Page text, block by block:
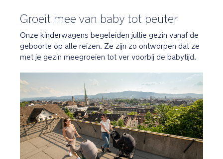
Groeit mee van baby tot peuter
Onze kinderwagens begeleiden jullie gezin vanaf de
geboorte op alle reizen. Ze zijn zo ontworpen dat ze
met je gezin meegroeien tot ver voorbij de babytijd.